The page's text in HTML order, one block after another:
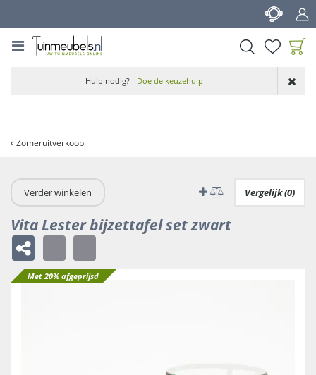
Zomeruitverkoop
aan wensenlijst
Hulp nodig? - Doe de keuzehulp
Verder winkelen Vergelijk (0)
Vita Lester bijzettafel set zwart
Met 20% afgeprijsd